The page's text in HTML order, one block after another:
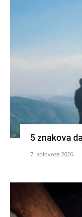
5 znakova
7. kolovoza 2026.